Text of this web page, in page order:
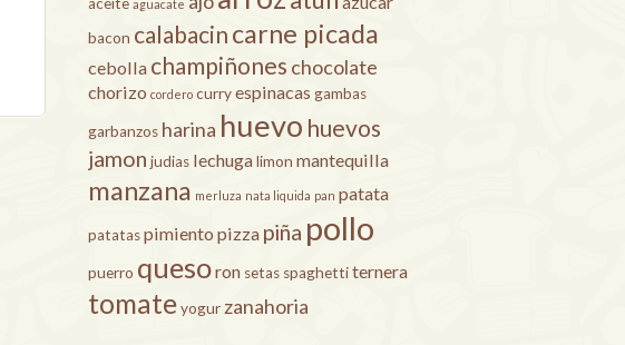
aguacate
bacon calabacin carne picada
cebolla champiñones chocolate
chorizo cordero curryespinacas gambas
garbanzos harina huevo huevos
jamon judias lechugalimon mantequilla
manzana merluza nata liquida pan patata
patataspimiento pizza piña pollo
puerro quesoron setas spaghettiternera
tomateyogur zanahoria